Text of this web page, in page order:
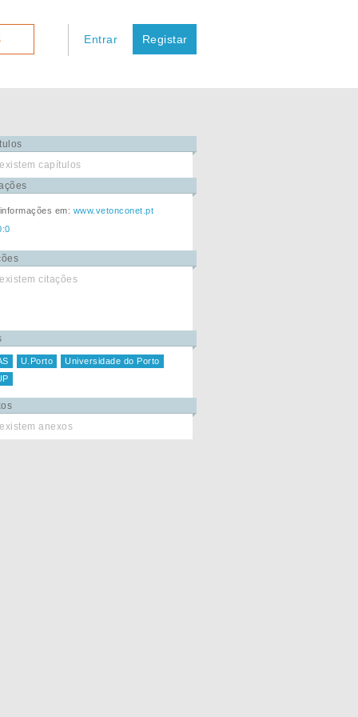
Entrar Registar
capítulos
em: www.vetonconet.pt
citações
U.Porto
Universidade do Porto
anexos